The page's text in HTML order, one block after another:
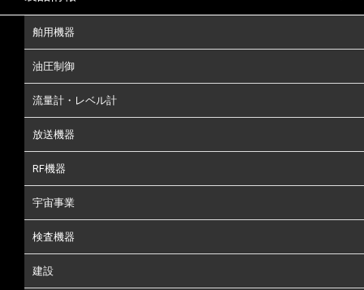
舶用機器
油圧制御
流量計・レベル計
放送機器
RF機器
宇宙事業
検査機器
建設